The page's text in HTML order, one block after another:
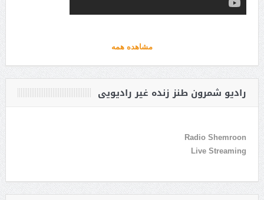
مشاهده همه
رادیو شمرون طنز زنده غیر رادیویی
Radio Shemroon
Live Streaming